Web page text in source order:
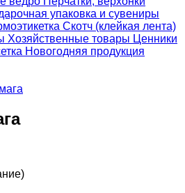
упаковка и сувениры
Скотч (клейкая лента)
Хозяйственные товары Ценники
Новогодняя продукция